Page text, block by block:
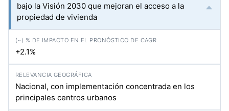
bajo la Visión 2030 que mejoran el acceso a la
propiedad de vivienda
+2.1%
Nacional, con implementación concentrada en los
principales centros urbanos